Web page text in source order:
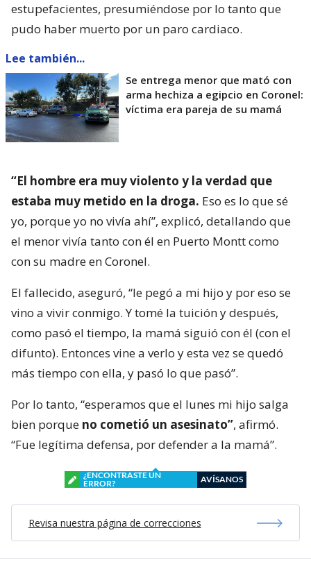
estupefacientes, presumiéndose por lo tanto que
pudo haber muerto por un paro cardiaco.
Lee también...
Se entrega menor que mató con
arma hechiza a egipcio en Coronel:
víctima era pareja de su mamá
“El hombre era muy violento y la verdad que
estaba muy metido en la droga. Eso es lo que sé
yo, porque yo no vivía ahí”, explicó, detallando que
el menor vivía tanto con él en Puerto Montt como
con su madre en Coronel.
El fallecido, aseguró, “le pegó a mi hijo y por eso se
vino a vivir conmigo. Y tomé la tuición y después,
como pasó el tiempo, la mamá siguió con él (con el
difunto). Entonces vine a verlo y esta vez se quedó
más tiempo con ella, y pasó lo que pasó”.
Por lo tanto, “esperamos que el lunes mi hijo salga
bien porque no cometió un asesinato”, afirmó.
“Fue legítima defensa, por defender a la mamá”.
¿ENCONTRASTE UN
ERROR?
AVÍSANOS
Revisa nuestra página de correcciones